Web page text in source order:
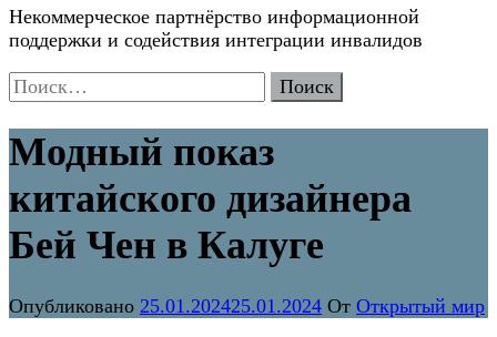
Некоммерческое партнёрство информационной
поддержки и содействия интеграции инвалидов
Найти:
Модный показ
китайского дизайнера
Бей Чен в Калуге
Опубликовано 25.01.202425.01.2024 От Открытый мир